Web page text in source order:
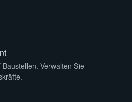
Verwalten Sie